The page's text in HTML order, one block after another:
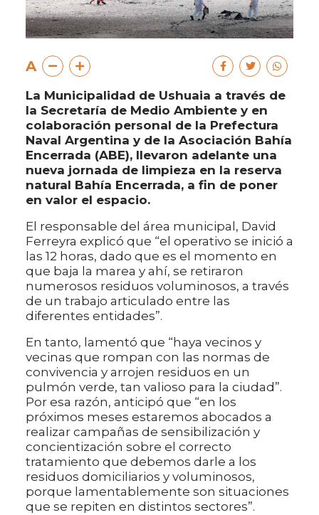
A
La Municipalidad de Ushuaia a través de
la Secretaría de Medio Ambiente y en
colaboración personal de la Prefectura
Naval Argentina y de la Asociación Bahía
Encerrada (ABE), llevaron adelante una
nueva jornada de limpieza en la reserva
natural Bahía Encerrada, a fin de poner
en valor el espacio.
El responsable del área municipal, David
Ferreyra explicó que “el operativo se inició a
las 12 horas, dado que es el momento en
que baja la marea y ahí, se retiraron
numerosos residuos voluminosos, a través
de un trabajo articulado entre las
diferentes entidades”.
En tanto, lamentó que “haya vecinos y
vecinas que rompan con las normas de
convivencia y arrojen residuos en un
pulmón verde, tan valioso para la ciudad”.
Por esa razón, anticipó que “en los
próximos meses estaremos abocados a
realizar campañas de sensibilización y
concientización sobre el correcto
tratamiento que debemos darle a los
residuos domiciliarios y voluminosos,
porque lamentablemente son situaciones
que se repiten en distintos sectores”.